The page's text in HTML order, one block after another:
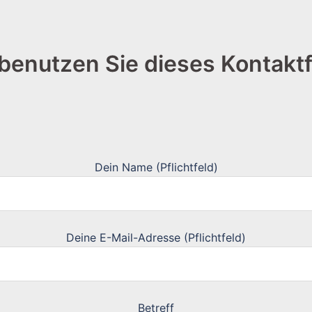
Sie dieses
Dein Name (Pflichtfeld)
Deine E-Mail-Adresse (Pflichtfeld)
Betreff